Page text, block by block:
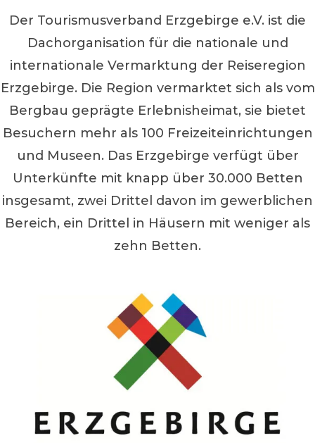
Der Tourismusverband Erzgebirge e.V. ist die
Dachorganisation für die nationale und
internationale Vermarktung der Reiseregion
Erzgebirge. Die Region vermarktet sich als vom
Bergbau geprägte Erlebnisheimat, sie bietet
Besuchern mehr als 100 Freizeiteinrichtungen
und Museen. Das Erzgebirge verfügt über
Unterkünfte mit knapp über 30.000 Betten
insgesamt, zwei Drittel davon im gewerblichen
Bereich, ein Drittel in Häusern mit weniger als
zehn Betten.